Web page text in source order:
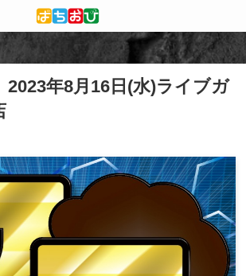
2023年8月16日(水)ライブガ